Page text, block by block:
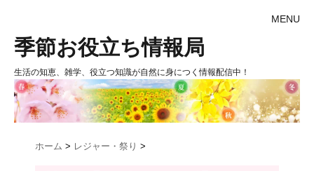
MENU
季節お役立ち情報局
生活の知恵、雑学、役立つ知識が自然に身につく情報配信中！
ホーム > レジャー・祭り >